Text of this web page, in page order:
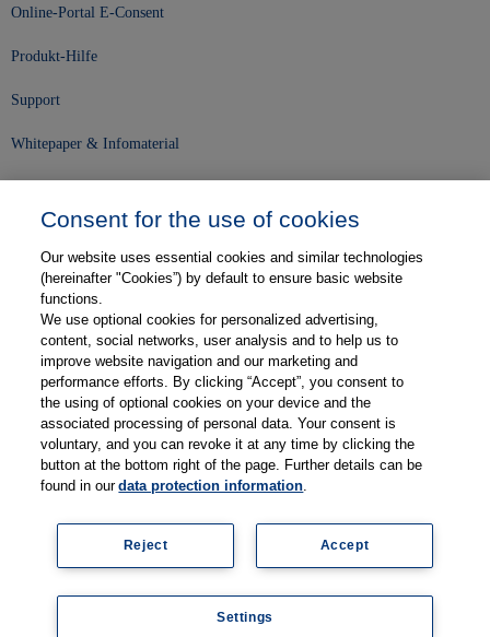
Online-Portal E-Consent
Produkt-Hilfe
Support
Whitepaper & Infomaterial
Karriere
Kontakt
Web-Semniare
Anwenderberichte
Partner
Legal information Data protection Contact Terms and Conditions
Consent for the use of cookies
Our website uses essential cookies and similar technologies
(hereinafter "Cookies”) by default to ensure basic website
functions.
We use optional cookies for personalized advertising,
content, social networks, user analysis and to help us to
improve website navigation and our marketing and
performance efforts. By clicking “Accept”, you consent to
the using of optional cookies on your device and the
associated processing of personal data. Your consent is
voluntary, and you can revoke it at any time by clicking the
button at the bottom right of the page. Further details can be
found in ourdata protection information.
Accept
Reject
Settings